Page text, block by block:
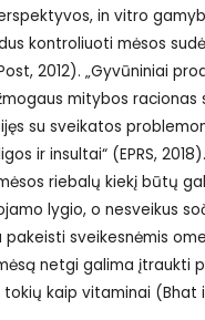
in vitro
kontroliuoti mėsos
2012). „Gyvūniniai
mitybos racionas
su sveikatos
ir insultai“ (EPRS,
riebalų kiekį būtų
lygio, o nesveikus
sveikesnėmis
netgi galima įtraukti
kaip vitaminai (Bhat